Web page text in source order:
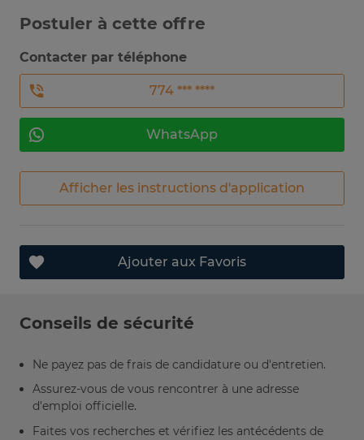
Postuler à cette offre
Contacter par téléphone
774 *** ****
WhatsApp
Afficher les instructions d'application
Ajouter aux Favoris
Conseils de sécurité
Ne payez pas de frais de candidature ou d'entretien.
Assurez-vous de vous rencontrer à une adresse
d'emploi officielle.
Faites vos recherches et vérifiez les antécédents de